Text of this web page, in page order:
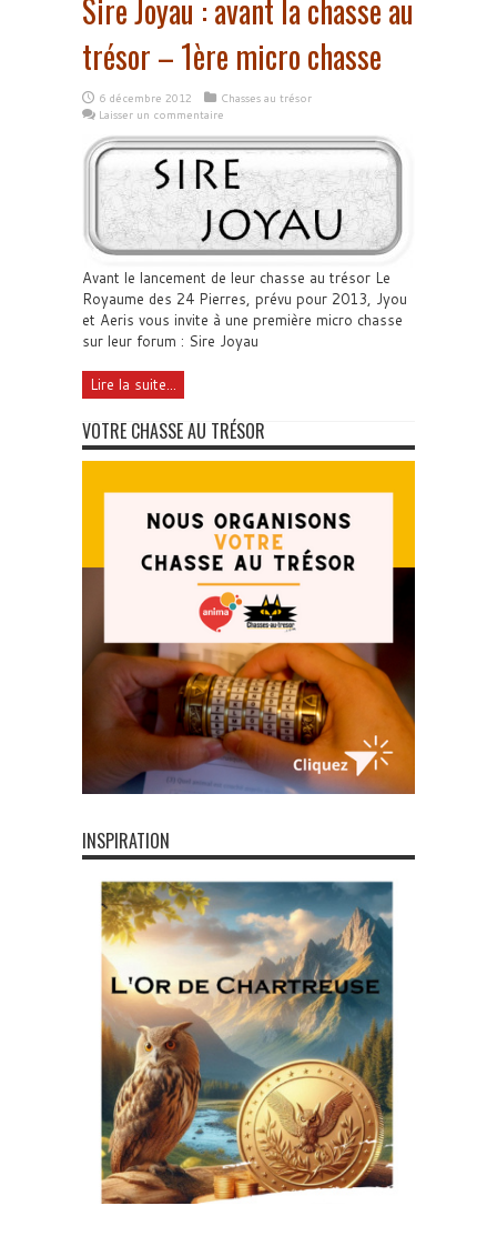
Sire Joyau : avant la chasse au
trésor – 1ère micro chasse
6 décembre 2012
Chasses au trésor
Laisser un commentaire
Avant le lancement de leur chasse au trésor Le
Royaume des 24 Pierres, prévu pour 2013, Jyou
et Aeris vous invite à une première micro chasse
sur leur forum : Sire Joyau
Lire la suite...
VOTRE CHASSE AU TRÉSOR
INSPIRATION